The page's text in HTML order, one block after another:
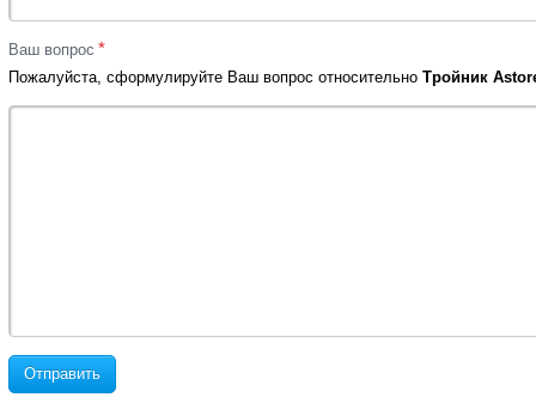
Ваш вопрос *
Пожалуйста, сформулируйте Ваш вопрос относительно Тройник
Отправить